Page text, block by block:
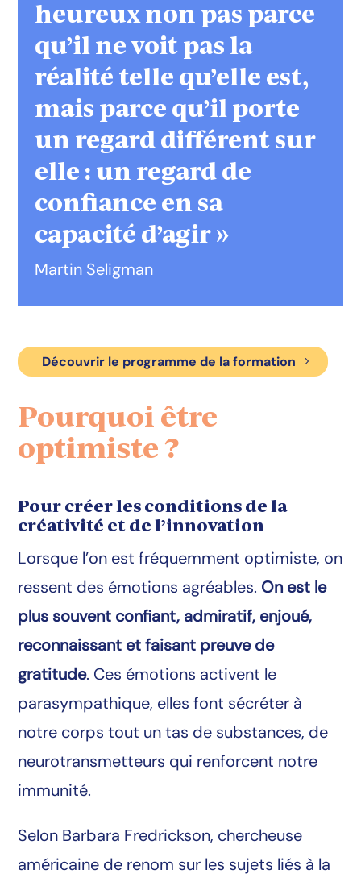
heureux non pas parce
qu’il ne voit pas la
réalité telle qu’elle est,
mais parce qu’il porte
un regard différent sur
elle : un regard de
confiance en sa
capacité d’agir »
Martin Seligman
Découvrir le programme de la formation
Pourquoi être
optimiste ?
Pour créer les conditions de la
créativité et de l’innovation
Lorsque l’on est fréquemment optimiste, on
ressent des émotions agréables. On est le
plus souvent confiant, admiratif, enjoué,
reconnaissant et faisant preuve de
gratitude. Ces émotions activent le
parasympathique, elles font sécréter à
notre corps tout un tas de substances, de
neurotransmetteurs qui renforcent notre
immunité.
Selon Barbara Fredrickson, chercheuse
américaine de renom sur les sujets liés à la